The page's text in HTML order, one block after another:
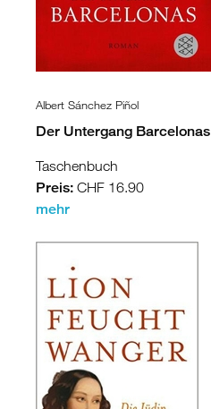
Albert Sánchez Piñol
Der Untergang Barcelonas
Taschenbuch
Preis: CHF 16.90
mehr